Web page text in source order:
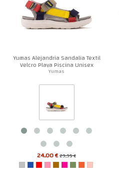
Yumas Alejandria Sandalia Textil
Velcro Playa Piscina Unisex
Yumas
24,00 €29,95 €